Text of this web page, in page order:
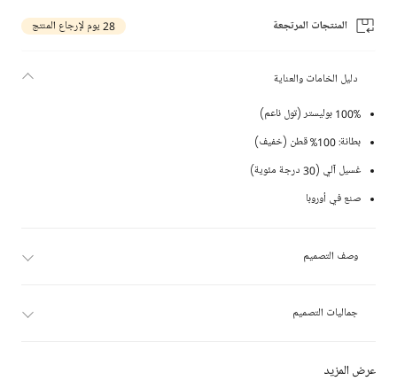
المنتجات المرتجعة 28 يوم لإرجاع المنتج
عرض المزيد
دليل الخامات والعناية
100% بوليستر (تول ناعم)
بطانة: 100% قطن (خفيف)
غسيل آلي (30 درجة مئوية)
صنع في أوروبا
وصف التصميم
جماليات التصميم